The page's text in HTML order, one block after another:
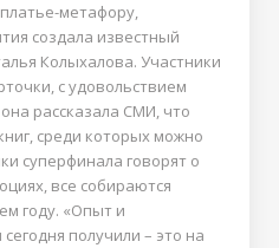
метафору,
создала известный
Колыхалова. Участники
с удовольствием
рассказала СМИ, что
среди которых можно
суперфинала говорят о
все собираются
году. «Опыт и
получили – это на